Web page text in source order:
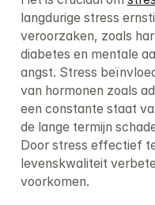
langdurige stress
veroorzaken, zoals
diabetes en mentale
angst. Stress
van hormonen zoals
een constante staat
de lange termijn
Door stress effectief
levenskwaliteit
voorkomen.